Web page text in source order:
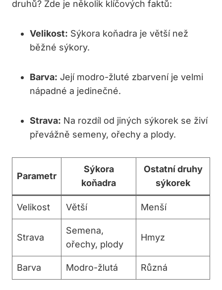
druhů? Zde je několik klíčových faktů:
Velikost: Sýkora koňadra je větší než
běžné sýkory.
Barva: Její modro-žluté zbarvení je velmi
nápadné a jedinečné.
Strava: Na rozdíl od jiných sýkorek se živí
převážně semeny, ořechy a plody.
Parametr
Sýkora
koňadra
Ostatní druhy
sýkorek
Velikost Větší Menší
Strava
Semena,
ořechy, plody
Hmyz
Barva Modro-žlutá Různá